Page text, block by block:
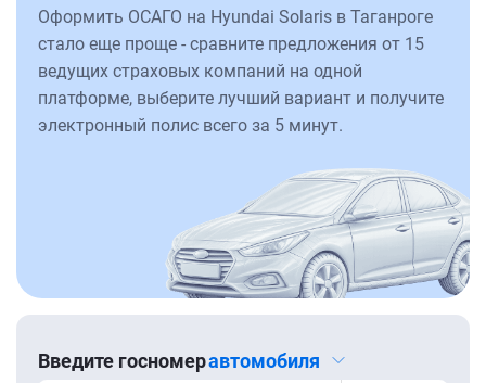
Оформить ОСАГО на Hyundai Solaris в Таганроге
стало еще проще - сравните предложения от 15
ведущих страховых компаний на одной
платформе, выберите лучший вариант и получите
электронный полис всего за 5 минут.
Введите госномеравтомобиля